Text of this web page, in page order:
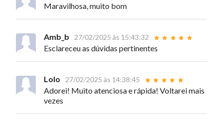
Maravilhosa, muito bom
Amb_b 27/02/2025 às 15:43:32
Esclareceu as dúvidas pertinentes
Lolo 27/02/2025 às 14:38:45
Adorei! Muito atenciosa e rápida! Voltarei mais
vezes